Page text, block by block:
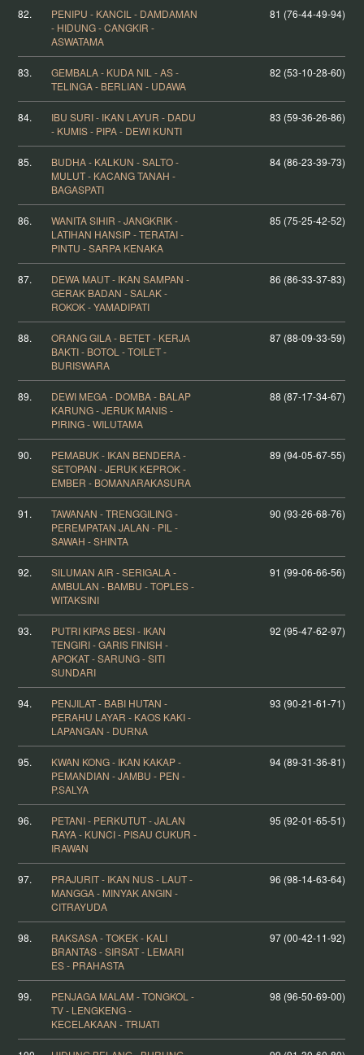
82.
PENIPU - KANCIL - DAMDAMAN
- HIDUNG - CANGKIR -
ASWATAMA
81 (76-44-49-94)
83.
GEMBALA - KUDA NIL - AS -
TELINGA - BERLIAN - UDAWA
82 (53-10-28-60)
84.
IBU SURI - IKAN LAYUR - DADU
- KUMIS - PIPA - DEWI KUNTI
83 (59-36-26-86)
85.
BUDHA - KALKUN - SALTO -
MULUT - KACANG TANAH -
BAGASPATI
84 (86-23-39-73)
86.
WANITA SIHIR - JANGKRIK -
LATIHAN HANSIP - TERATAI -
PINTU - SARPA KENAKA
85 (75-25-42-52)
87.
DEWA MAUT - IKAN SAMPAN -
GERAK BADAN - SALAK -
ROKOK - YAMADIPATI
86 (86-33-37-83)
88.
ORANG GILA - BETET - KERJA
BAKTI - BOTOL - TOILET -
BURISWARA
87 (88-09-33-59)
89.
DEWI MEGA - DOMBA - BALAP
KARUNG - JERUK MANIS -
PIRING - WILUTAMA
88 (87-17-34-67)
90.
PEMABUK - IKAN BENDERA -
SETOPAN - JERUK KEPROK -
EMBER - BOMANARAKASURA
89 (94-05-67-55)
91.
TAWANAN - TRENGGILING -
PEREMPATAN JALAN - PIL -
SAWAH - SHINTA
90 (93-26-68-76)
92.
SILUMAN AIR - SERIGALA -
AMBULAN - BAMBU - TOPLES -
WITAKSINI
91 (99-06-66-56)
93.
PUTRI KIPAS BESI - IKAN
TENGIRI - GARIS FINISH -
APOKAT - SARUNG - SITI
SUNDARI
92 (95-47-62-97)
94.
PENJILAT - BABI HUTAN -
PERAHU LAYAR - KAOS KAKI -
LAPANGAN - DURNA
93 (90-21-61-71)
95.
KWAN KONG - IKAN KAKAP -
PEMANDIAN - JAMBU - PEN -
P.SALYA
94 (89-31-36-81)
96.
PETANI - PERKUTUT - JALAN
RAYA - KUNCI - PISAU CUKUR -
IRAWAN
95 (92-01-65-51)
97.
PRAJURIT - IKAN NUS - LAUT -
MANGGA - MINYAK ANGIN -
CITRAYUDA
96 (98-14-63-64)
98.
RAKSASA - TOKEK - KALI
BRANTAS - SIRSAT - LEMARI
ES - PRAHASTA
97 (00-42-11-92)
99.
PENJAGA MALAM - TONGKOL -
TV - LENGKENG -
KECELAKAAN - TRIJATI
98 (96-50-69-00)